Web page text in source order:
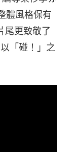
體風格保有
尾更致敬了
「碰！」之